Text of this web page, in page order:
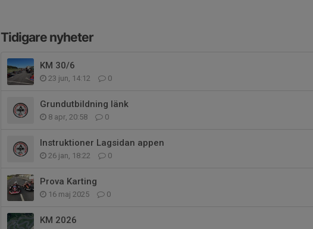
Tidigare nyheter
KM 30/6
23 jun, 14:12 0
Grundutbildning länk
8 apr, 20:58 0
Instruktioner Lagsidan appen
26 jan, 18:22 0
Prova Karting
16 maj 2025 0
KM 2026